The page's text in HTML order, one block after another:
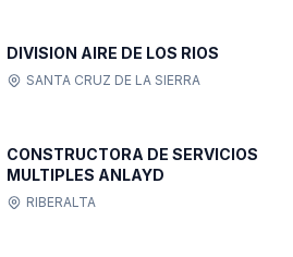
DIVISION AIRE DE LOS RIOS
SANTA CRUZ DE LA SIERRA
CONSTRUCTORA DE SERVICIOS
MULTIPLES ANLAYD
RIBERALTA